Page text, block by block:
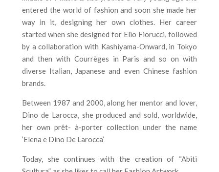
entered the world of fashion and soon she made her
way in it, designing her own clothes. Her career
started when she designed for Elio Fiorucci, followed
by a collaboration with Kashiyama-Onward, in Tokyo
and then with Courrèges in Paris and so on with
diverse Italian, Japanese and even Chinese fashion
brands.
Between 1987 and 2000, along her mentor and lover,
Dino de Larocca, she produced and sold, worldwide,
her own prêt- à-porter collection under the name
‘Elena e Dino De Larocca’
Today, she continues with the creation of “Abiti